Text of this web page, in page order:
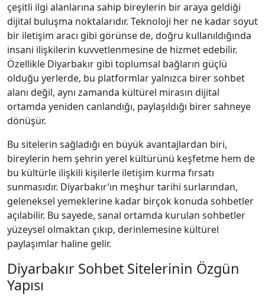
çeşitli ilgi alanlarına sahip bireylerin bir araya geldiği
dijital buluşma noktalarıdır. Teknoloji her ne kadar soyut
bir iletişim aracı gibi görünse de, doğru kullanıldığında
insani ilişkilerin kuvvetlenmesine de hizmet edebilir.
Özellikle Diyarbakır gibi toplumsal bağların güçlü
olduğu yerlerde, bu platformlar yalnızca birer sohbet
alanı değil, aynı zamanda kültürel mirasın dijital
ortamda yeniden canlandığı, paylaşıldığı birer sahneye
dönüşür.
Bu sitelerin sağladığı en büyük avantajlardan biri,
bireylerin hem şehrin yerel kültürünü keşfetme hem de
bu kültürle ilişkili kişilerle iletişim kurma fırsatı
sunmasıdır. Diyarbakır’ın meşhur tarihi surlarından,
geleneksel yemeklerine kadar birçok konuda sohbetler
açılabilir. Bu sayede, sanal ortamda kurulan sohbetler
yüzeysel olmaktan çıkıp, derinlemesine kültürel
paylaşımlar haline gelir.
Diyarbakır Sohbet Sitelerinin Özgün
Yapısı